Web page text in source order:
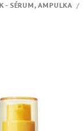
- SÉRUM, AMPULKA /